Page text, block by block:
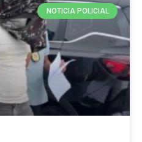
NOTICIA POLICIAL